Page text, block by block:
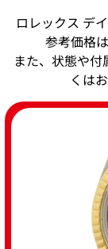
ロレックス デ
参考価格
また、状態や
くは